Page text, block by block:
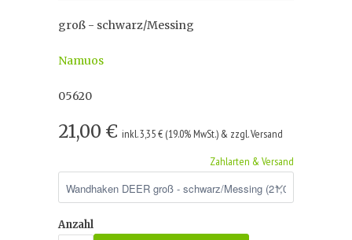
groß - schwarz/Messing
Namuos
05620
21,00 € inkl. 3,35 € (19.0% MwSt.) & zzgl. Versand
Zahlarten & Versand
Anzahl